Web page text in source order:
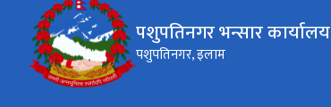
पशुपतिनगर भन्सार कार्यालय
पशुपतिनगर, इलाम